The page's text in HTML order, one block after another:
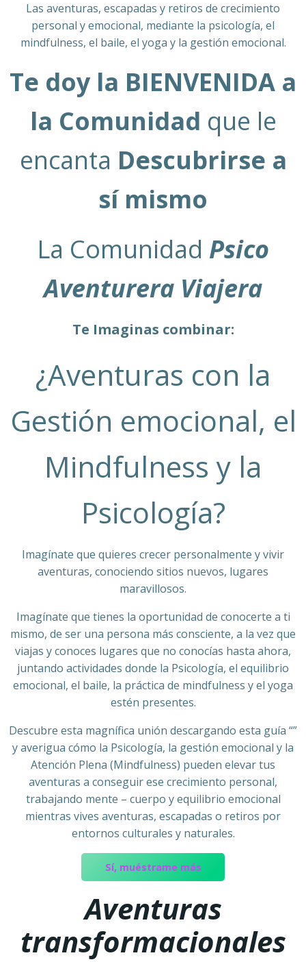
Las aventuras, escapadas y retiros de crecimiento
personal y emocional, mediante la psicología, el
mindfulness, el baile, el yoga y la gestión emocional.
Te doy la BIENVENIDA a
la Comunidad que le
encanta Descubrirse a
sí mismo
La Comunidad Psico
Aventurera Viajera
Te Imaginas combinar:
¿Aventuras con la
Gestión emocional, el
Mindfulness y la
Psicología?
Imagínate que quieres crecer personalmente y vivir
aventuras, conociendo sitios nuevos, lugares
maravillosos.
Imagínate que tienes la oportunidad de conocerte a ti
mismo, de ser una persona más consciente, a la vez que
viajas y conoces lugares que no conocías hasta ahora,
juntando actividades donde la Psicología, el equilibrio
emocional, el baile, la práctica de mindfulness y el yoga
estén presentes.
Descubre esta magnífica unión descargando esta guía “”
y averigua cómo la Psicología, la gestión emocional y la
Atención Plena (Mindfulness) pueden elevar tus
aventuras a conseguir ese crecimiento personal,
trabajando mente – cuerpo y equilibrio emocional
mientras vives aventuras, escapadas o retiros por
entornos culturales y naturales.
Sí, muéstrame más
Aventuras
transformacionales